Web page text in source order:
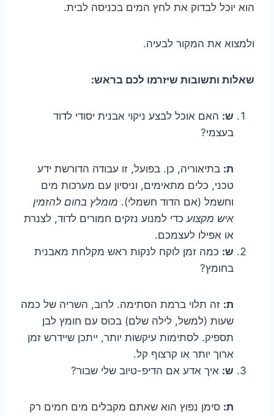
הוא יוכל לבדוק את לחץ המים בכניסה לבית.
ולמצוא את המקור לבעיה.
שאלות ותשובות שיזרמו לכם בראש:
ש: האם אוכל לבצע ניקוי אבנית יסודי לדוד
בעצמי?
ת: בתיאוריה, כן. בפועל, זו עבודה הדורשת ידע
טכני, כלים מתאימים, וניסיון עם מערכות מים
וחשמל (אם הדוד חשמלי). מומלץ בחום להזמין
איש מקצועכדי למנוע נזקים חמורים לדוד, לצנרת
או אפילו לעצמכם.
ש: כמה זמן לוקח לנקות ראש מקלחת מאבנית
בחומץ?
ת: זה תלוי ברמת הסתימה. לרוב, השריה של כמה
שעות (למשל, לילה שלם) בכוס עם חומץ לבן
תספיק. לסתימות עיקשות יותר, ייתכן שיידרש זמן
ארוך יותר או קרצוף קל.
ש: איך אדע אם הדיפ-טיוב שלי שבור?
ת: סימן נפוץ הוא שאתם מקבלים מים חמים רק